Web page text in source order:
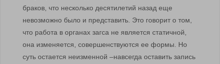
браков, что несколько десятилетий назад еще
невозможно было и представить. Это говорит о том,
что работа в органах загса не является статичной,
она изменяется, совершенствуются ее формы. Но
суть остается неизменной –навсегда оставить запись